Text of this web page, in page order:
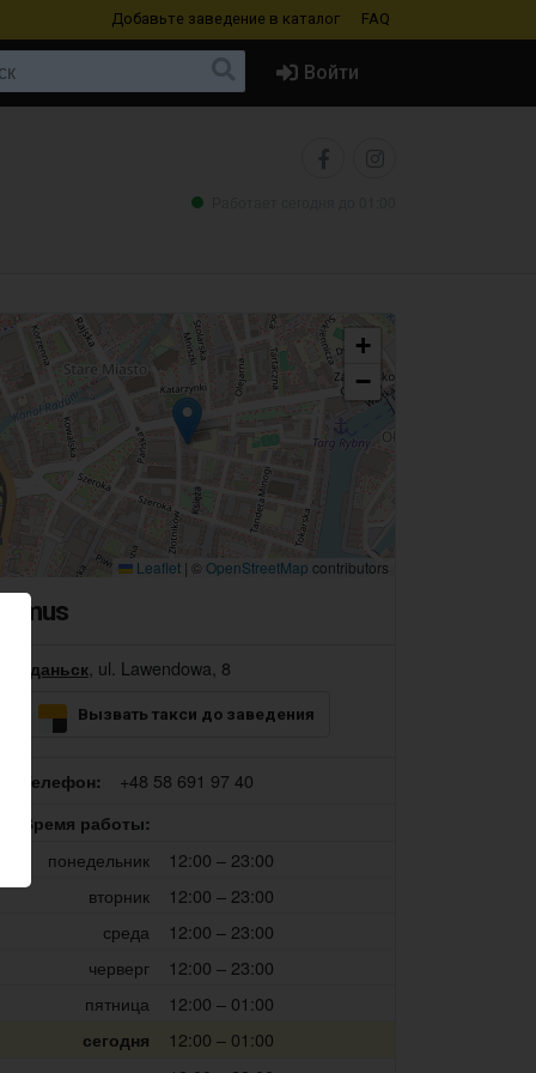
Добавьте заведение в каталог FAQ
Войти
+
−
Leaflet | © OpenStreetMap contributors
Lamus
Гданьск, ul. Lawendowa, 8
Вызвать такси до заведения
Телефон: +48 58 691 97 40
Время работы:
понедельник
12:00 – 23:00
вторник
12:00 – 23:00
среда
12:00 – 23:00
черверг
12:00 – 23:00
пятница
12:00 – 01:00
сегодня
12:00 – 01:00